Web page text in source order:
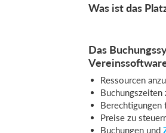
Was ist das
Das
Ressourcen
Buchungszeiten
Berechtigungen
Preise zu
Buchungen und